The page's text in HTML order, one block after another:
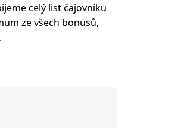
celý list čajovníku
ze všech bonusů,